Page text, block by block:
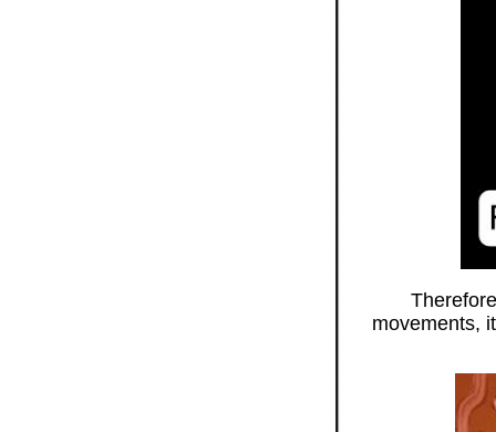
movements,